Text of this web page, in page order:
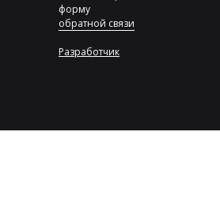
форму
обратной связи
Разработчик